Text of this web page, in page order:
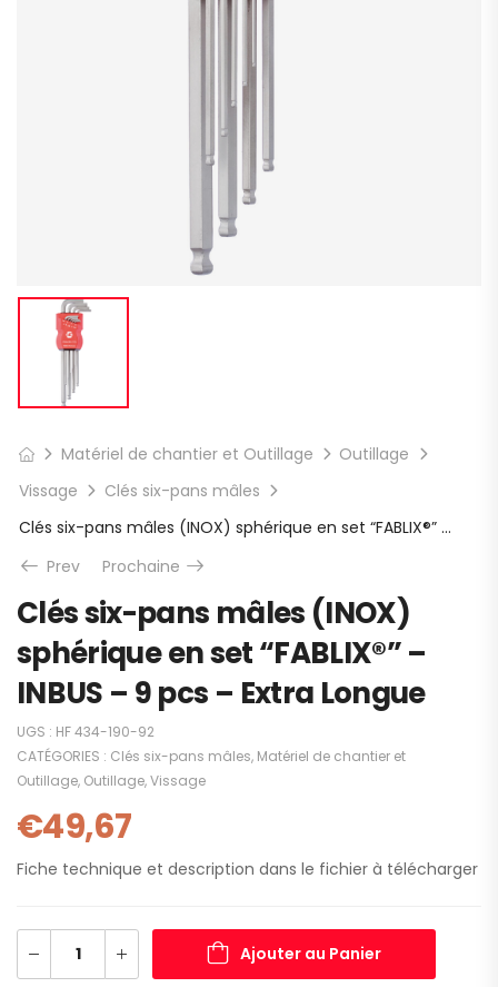
Matériel de chantier et Outillage
Outillage
Vissage
Clés six-pans mâles
Clés six-pans mâles (INOX) sphérique en set “FABLIX®” – INBUS – 9 pcs – Extra Longue
Prev
Prochaine
Clés six-pans mâles (INOX)
sphérique en set “FABLIX®” –
INBUS – 9 pcs – Extra Longue
UGS : HF 434-190-92
CATÉGORIES : Clés six-pans mâles, Matériel de chantier et
Outillage, Outillage,Vissage
€49,67
Fiche technique et description dans le fichier à télécharger
Ajouter au Panier